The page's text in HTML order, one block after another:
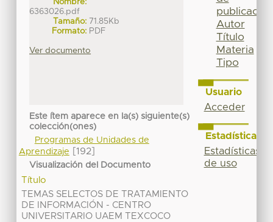
Nombre:
6363026.pdf
Tamaño: 71.85Kb
Formato: PDF
Ver documento
Este ítem aparece en la(s) siguiente(s)
colección(ones)
Programas de Unidades de
Aprendizaje
[192]
Visualización del Documento
Título
TEMAS SELECTOS DE TRATAMIENTO
DE INFORMACIÓN - CENTRO
UNIVERSITARIO UAEM TEXCOCO
publicación
Autor
Título
Materia
Tipo
Usuario
Acceder
Estadísticas
Estadísticas
de uso